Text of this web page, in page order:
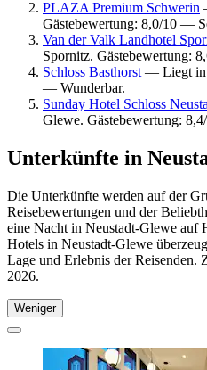
PLAZA Premium Schwerin
Gästebewertung: 8,0/10 —
Van der Valk Landhotel
Spornitz. Gästebewertung:
Schloss Basthorst — Liegt in
— Wunderbar.
Sunday Hotel Schloss
Glewe. Gästebewertung:
Unterkünfte in
Die Unterkünfte werden auf der
Reisebewertungen und der
eine Nacht in Neustadt-Glewe auf
Hotels in Neustadt-Glewe
Lage und Erlebnis der Reisenden.
2026.
Weniger